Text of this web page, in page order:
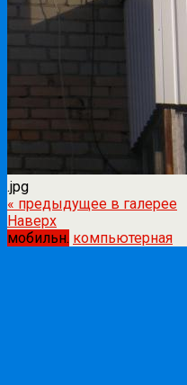
.jpg
« предыдущее в галерее
Наверх
мобильн. компьютерная